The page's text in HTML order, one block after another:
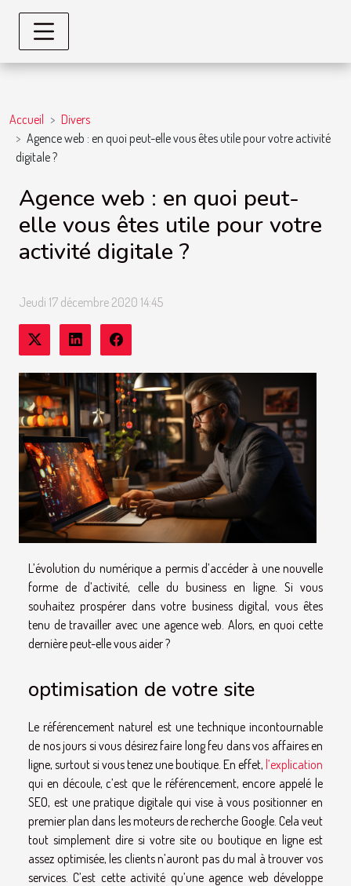
Accueil
Divers
Agence web : en quoi peut-elle vous êtes utile pour votre activité
digitale ?
Agence web : en quoi peut-
elle vous êtes utile pour votre
activité digitale ?
Jeudi 17 décembre 2020 14:45
L’évolution du numérique a permis d’accéder à une nouvelle
forme de d’activité, celle du business en ligne. Si vous
souhaitez prospérer dans votre business digital, vous êtes
tenu de travailler avec une agence web. Alors, en quoi cette
dernière peut-elle vous aider ?
optimisation de votre site
Le référencement naturel est une technique incontournable
de nos jours si vous désirez faire long feu dans vos affaires en
ligne, surtout si vous tenez une boutique. En effet, l’explication
qui en découle, c’est que le référencement, encore appelé le
SEO, est une pratique digitale qui vise à vous positionner en
premier plan dans les moteurs de recherche Google. Cela veut
tout simplement dire si votre site ou boutique en ligne est
assez optimisée, les clients n’auront pas du mal à trouver vos
services. C’est cette activité qu’une agence web développe